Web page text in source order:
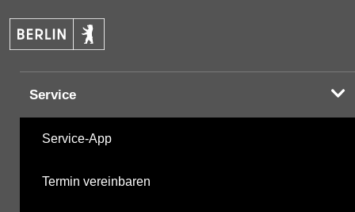
Service
Service-App
Termin vereinbaren